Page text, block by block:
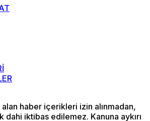
haber içerikleri izin alınmadan,
iktibas edilemez. Kanuna aykırı